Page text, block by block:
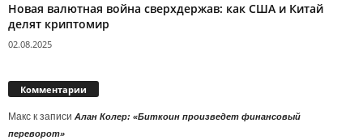
Новая валютная война сверхдержав: как США и Китай
делят криптомир
02.08.2025
Комментарии
Макс к записи Алан Колер: «Биткоин произведет финансовый
переворот»